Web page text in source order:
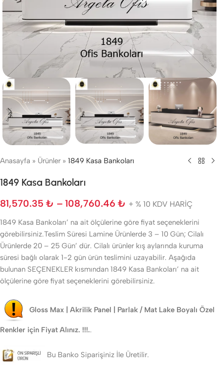
Anasayfa » Ürünler » 1849 Kasa Bankoları
1849 Kasa Bankoları
81,570.35 ₺ – 108,760.46 ₺ + % 10 KDV HARİÇ
1849 Kasa Bankoları’ na ait ölçülerine göre fiyat seçeneklerini
görebilirsiniz.Teslim Süresi Lamine Ürünlerde 3 – 10 Gün; Cilalı
Ürünlerde 20 – 25 Gün’ dür. Cilalı ürünler kış aylarında kuruma
süresi bağlı olarak 1-2 gün ürün teslimini uzayabilir. Aşağıda
bulunan SEÇENEKLER kısmından 1849 Kasa Bankoları’ na ait
ölçülerine göre fiyat seçeneklerini görebilirsiniz.
Gloss Max | Akrilik Panel | Parlak / Mat Lake Boyalı Özel
Renkler için Fiyat Alınız. !!!..
Bu Banko Siparişiniz İle Üretilir.